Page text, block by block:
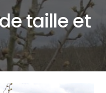
taille et